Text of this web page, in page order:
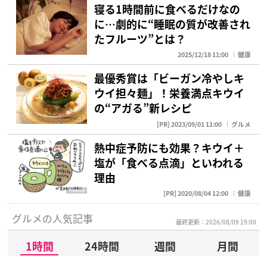
寝る1時間前に食べるだけなの
に…劇的に“睡眠の質が改善され
たフルーツ”とは？
2025/12/18 11:00 健康
最優秀賞は「ビーガン冷やしキ
ウイ担々麺」！栄養満点キウイ
の“アガる”新レシピ
[PR] 2023/09/01 11:00 グルメ
熱中症予防にも効果？キウイ＋
塩が「食べる点滴」といわれる
理由
[PR] 2020/08/04 12:00 健康
グルメの人気記事 最終更新：2026/08/09 19:00
1時間 24時間 週間
月間